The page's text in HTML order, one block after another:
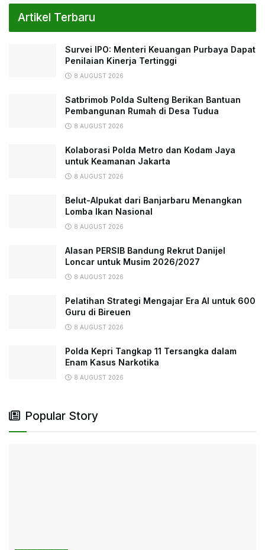
Artikel Terbaru
Survei IPO: Menteri Keuangan Purbaya Dapat
Penilaian Kinerja Tertinggi
8 AUGUST 2026
Satbrimob Polda Sulteng Berikan Bantuan
Pembangunan Rumah di Desa Tudua
8 AUGUST 2026
Kolaborasi Polda Metro dan Kodam Jaya
untuk Keamanan Jakarta
8 AUGUST 2026
Belut-Alpukat dari Banjarbaru Menangkan
Lomba Ikan Nasional
8 AUGUST 2026
Alasan PERSIB Bandung Rekrut Danijel
Loncar untuk Musim 2026/2027
8 AUGUST 2026
Pelatihan Strategi Mengajar Era AI untuk 600
Guru di Bireuen
8 AUGUST 2026
Polda Kepri Tangkap 11 Tersangka dalam
Enam Kasus Narkotika
8 AUGUST 2026
Popular Story